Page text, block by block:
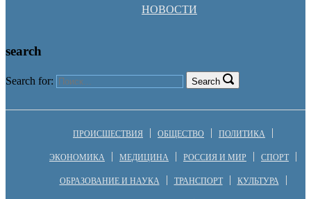
НОВОСТИ
search
Search for: Search
ПРОИСШЕСТВИЯ ОБЩЕСТВО ПОЛИТИКА
ЭКОНОМИКА МЕДИЦИНА РОССИЯ И МИР СПОРТ
ОБРАЗОВАНИЕ И НАУКА ТРАНСПОРТ КУЛЬТУРА